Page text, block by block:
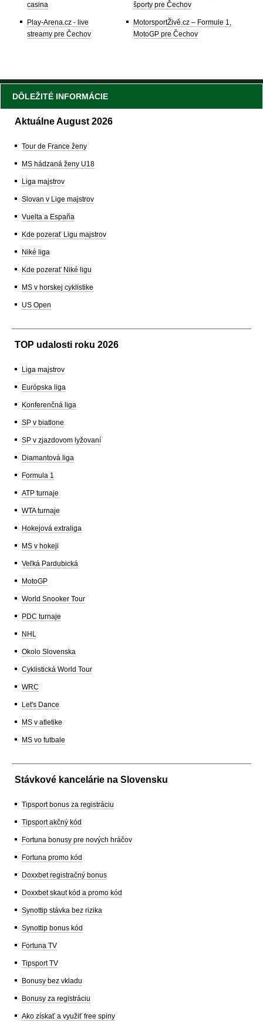
casina
Play-Arena.cz - live
streamy pre Čechov
športy pre Čechov
MotorsportŽivě.cz – Formule 1,
MotoGP pre Čechov
DÔLEŽITÉ INFORMÁCIE
Aktuálne August 2026
Tour de France ženy
MS hádzaná ženy U18
Liga majstrov
Slovan v Lige majstrov
Vuelta a España
Kde pozerať Ligu majstrov
Niké liga
Kde pozerať Niké ligu
MS v horskej cyklistike
US Open
TOP udalosti roku 2026
Liga majstrov
Európska liga
Konferenčná liga
SP v biatlone
SP v zjazdovom lyžovaní
Diamantová liga
Formula 1
ATP turnaje
WTA turnaje
Hokejová extraliga
MS v hokeji
Veľká Pardubická
MotoGP
World Snooker Tour
PDC turnaje
NHL
Okolo Slovenska
Cyklistická World Tour
WRC
Let's Dance
MS v atletike
MS vo futbale
Stávkové kancelárie na Slovensku
Tipsport bonus za registráciu
Tipsport akčný kód
Fortuna bonusy pre nových hráčov
Fortuna promo kód
Doxxbet registračný bonus
Doxxbet skaut kód a promo kód
Synottip stávka bez rizika
Synottip bonus kód
Fortuna TV
Tipsport TV
Bonusy bez vkladu
Bonusy za registráciu
Ako získať a využiť free spiny